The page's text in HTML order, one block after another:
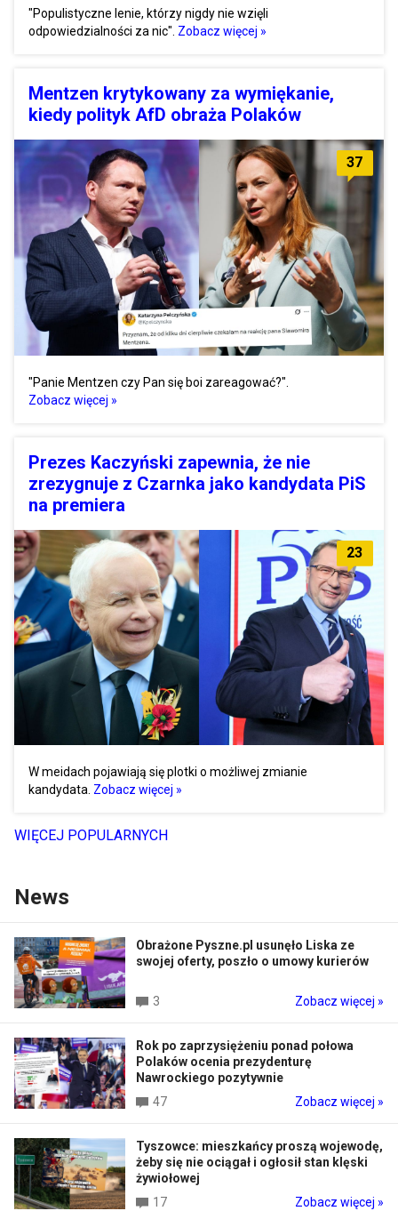
"Populistyczne lenie, którzy nigdy nie wzięli
odpowiedzialności za nic". Zobacz więcej »
Mentzen krytykowany za wymiękanie,
kiedy polityk AfD obraża Polaków
37
"Panie Mentzen czy Pan się boi zareagować?".
Zobacz więcej »
Prezes Kaczyński zapewnia, że nie
zrezygnuje z Czarnka jako kandydata PiS
na premiera
23
W meidach pojawiają się plotki o możliwej zmianie
kandydata. Zobacz więcej »
WIĘCEJ POPULARNYCH
News
Obrażone Pyszne.pl usunęło Liska ze
swojej oferty, poszło o umowy kurierów
3 Zobacz więcej »
Rok po zaprzysiężeniu ponad połowa
Polaków ocenia prezydenturę
Nawrockiego pozytywnie
47
Zobacz więcej »
Tyszowce: mieszkańcy proszą wojewodę,
żeby się nie ociągał i ogłosił stan klęski
żywiołowej
17
Zobacz więcej »